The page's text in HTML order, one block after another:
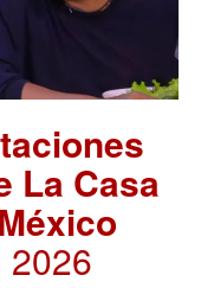
La Casa
2026